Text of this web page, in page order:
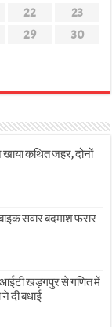
22
23
29
30
खाया कथित जहर, दोनों
सवार बदमाश फरार
खड़गपुर से गणित में
दी बधाई